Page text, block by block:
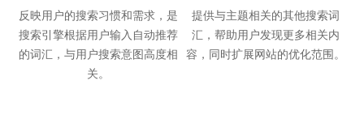
反映用户的搜索习惯和需求，是
搜索引擎根据用户输入自动推荐
的词汇，与用户搜索意图高度相
关。
提供与主题相关的其他搜索词
汇，帮助用户发现更多相关内
容，同时扩展网站的优化范围。